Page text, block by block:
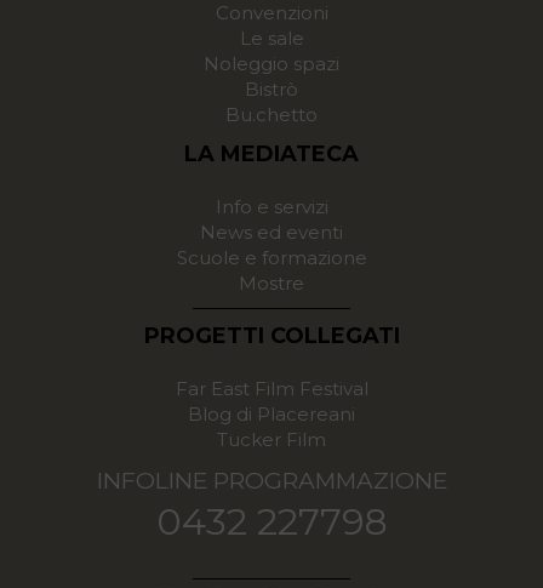
Convenzioni
Le sale
Noleggio spazi
Bistrò
Bu.chetto
LA MEDIATECA
Info e servizi
News ed eventi
Scuole e formazione
Mostre
PROGETTI COLLEGATI
Far East Film Festival
Blog di Placereani
Tucker Film
INFOLINE PROGRAMMAZIONE
0432 227798